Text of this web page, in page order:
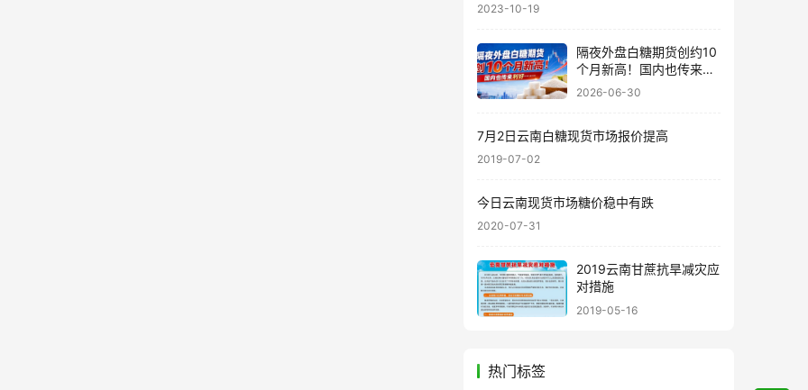
2023-10-19
隔夜外盘白糖期货创约10
个月新高！国内也传来利
好……
2026-06-30
7月2日云南白糖现货市场报价提高
2019-07-02
今日云南现货市场糖价稳中有跌
2020-07-31
2019云南甘蔗抗旱减灾应
对措施
2019-05-16
热门标签